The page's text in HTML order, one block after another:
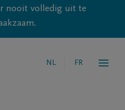
nooit volledig uit te
NL FR